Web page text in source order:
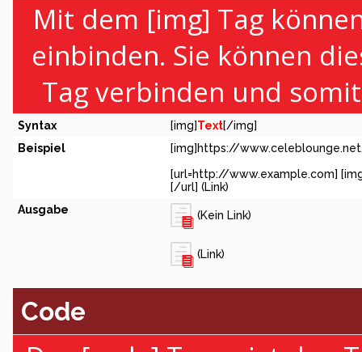
Mit dem [img] Tag
einbinden. Sie können
Tag verbinden und
Syntax [img]Text[/img]
Beispiel
[img]https://
[url=http://www.example.com]
[/url] (Link)
Ausgabe
(Kein Link)
(Link)
Code